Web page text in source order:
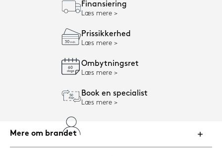
Finansiering
Læs mere
Prissikkerhed
Læs mere
Ombytningsret
Læs mere
Book en specialist
Læs mere
Mere om brandet